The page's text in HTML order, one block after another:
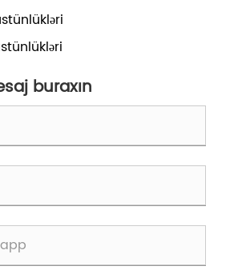
ən yaxşı seçim edən nədir
buraxın